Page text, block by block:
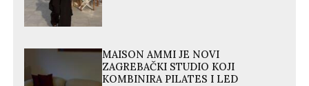
MAISON AMMI JE NOVI
ZAGREBAČKI STUDIO KOJI
KOMBINIRA PILATES I LED